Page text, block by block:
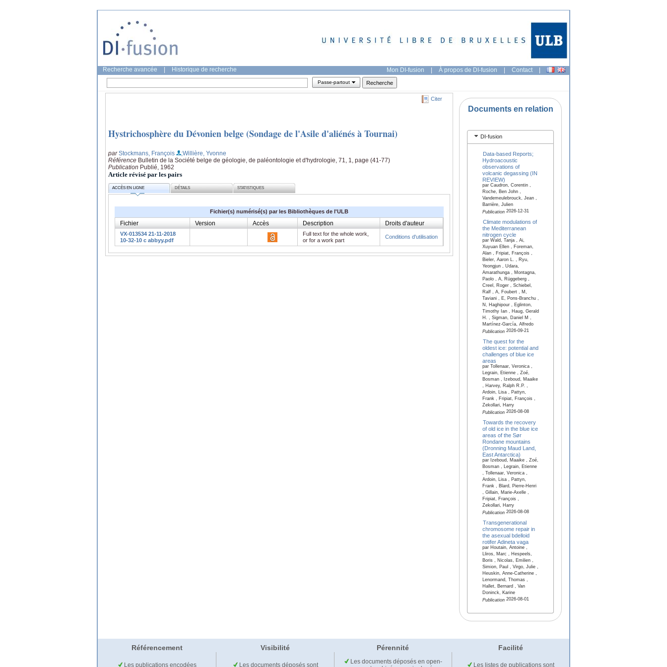
Recherche avancée Historique de recherche Mon DI-fusion | À propos de DI-fusion | Contact |
Passe-partout
Citer
Hystrichosphère du Dévonien belge (Sondage de l'Asile d'aliénés à Tournai)
parStockmans, François
;Willière, Yvonne
Référence Bulletin de la Société belge de géologie, de paléontologie et d'hydrologie, 71, 1, page (41-77)
Publication Publié, 1962
Article révisé par les pairs
ACCÈS EN LIGNE DÉTAILS STATISTIQUES
Fichier(s) numérisé(s) par les Bibliothèques de l'ULB
Fichier Version Accès Description Droits d'auteur
VX-013534 21-11-2018
10-32-10 c abbyy.pdf
Full text for the whole work,
or for a work part
Conditions d'utilisation
Documents en relation
DI-fusion
Data-based Reports;
Hydroacoustic
observations of
volcanic degassing (IN
REVIEW)
par Caudron, Corentin ,
Roche, Ben John ,
Vandemeulebrouck, Jean ,
Barrière, Julien
Publication2026-12-31
Climate modulations of
the Mediterranean
nitrogen cycle
par Wald, Tanja , Ai,
Xuyuan Ellen , Foreman,
Alan , Fripiat, François ,
Bieler, Aaron L. , Ryu,
Yeongjun , Udara,
Amarathunga , Montagna,
Paolo , A, Rüggeberg ,
Creel, Roger , Schiebel,
Ralf , A, Foubert , M,
Taviani , E, Pons-Branchu ,
N, Haghipour , Eglinton,
Timothy Ian , Haug, Gerald
H. , Sigman, Daniel M ,
Martínez-García, Alfredo
Publication2026-09-21
The quest for the
oldest ice: potential and
challenges of blue ice
areas
par Tollenaar, Veronica ,
Legrain, Etienne , Zoé,
Bosman , Izeboud, Maaike
, Harvey, Ralph R.P. ,
Ardoin, Lisa , Pattyn,
Frank , Fripiat, François ,
Zekollari, Harry
Publication2026-08-08
Towards the recovery
of old ice in the blue ice
areas of the Sør
Rondane mountains
(Dronning Maud Land,
East Antarctica)
par Izeboud, Maaike , Zoé,
Bosman , Legrain, Etienne
, Tollenaar, Veronica ,
Ardoin, Lisa , Pattyn,
Frank , Blard, Pierre-Henri
, Gillain, Marie-Axelle ,
Fripiat, François ,
Zekollari, Harry
Publication2026-08-08
Transgenerational
chromosome repair in
the asexual bdelloid
rotifer Adineta vaga
par Houtain, Antoine ,
Lliros, Marc , Hespeels,
Boris , Nicolas, Emilien ,
Simion, Paul , Virgo, Julie ,
Heuskin, Anne-Catherine ,
Lenormand, Thomas ,
Hallet, Bernard , Van
Doninck, Karine
Publication2026-08-01
Référencement Visibilité Pérennité Facilité
Les publications encodées Les documents déposés sont
Les documents déposés en open-
Les listes de publications sont